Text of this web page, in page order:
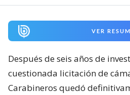
VER
Después de seis años de
cuestionada licitación de
Carabineros quedó